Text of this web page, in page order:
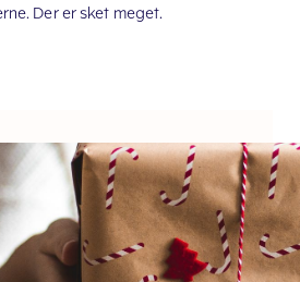
Der er sket meget.